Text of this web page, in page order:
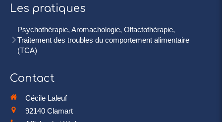
Les pratiques
Psychothérapie, Aromachologie, Olfactothérapie,
Traitement des troubles du comportement alimentaire
(TCA)
Contact
Cécile Laleuf
92140 Clamart